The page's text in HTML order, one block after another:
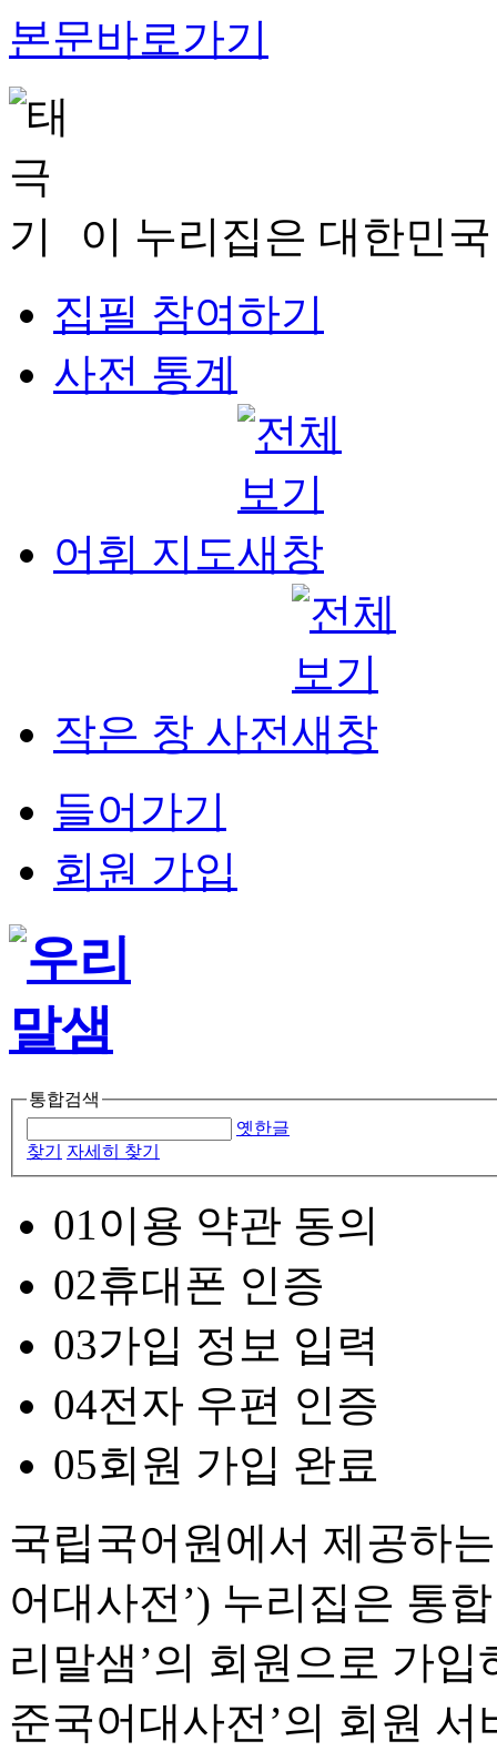
본문바로가기
이 누리집은 대한민
집필 참여하기
사전 통계
어휘 지도
작은 창 사전
들어가기
회원 가입
통합검색
옛한글
찾기
자세히 찾기
01이용 약관 동의
02휴대폰 인증
03가입 정보 입력
04전자 우편 인증
05회원 가입 완료
국립국어원에서 제공하
어대사전’) 누리집은 통
리말샘’의 회원으로 가
준국어대사전’의 회원